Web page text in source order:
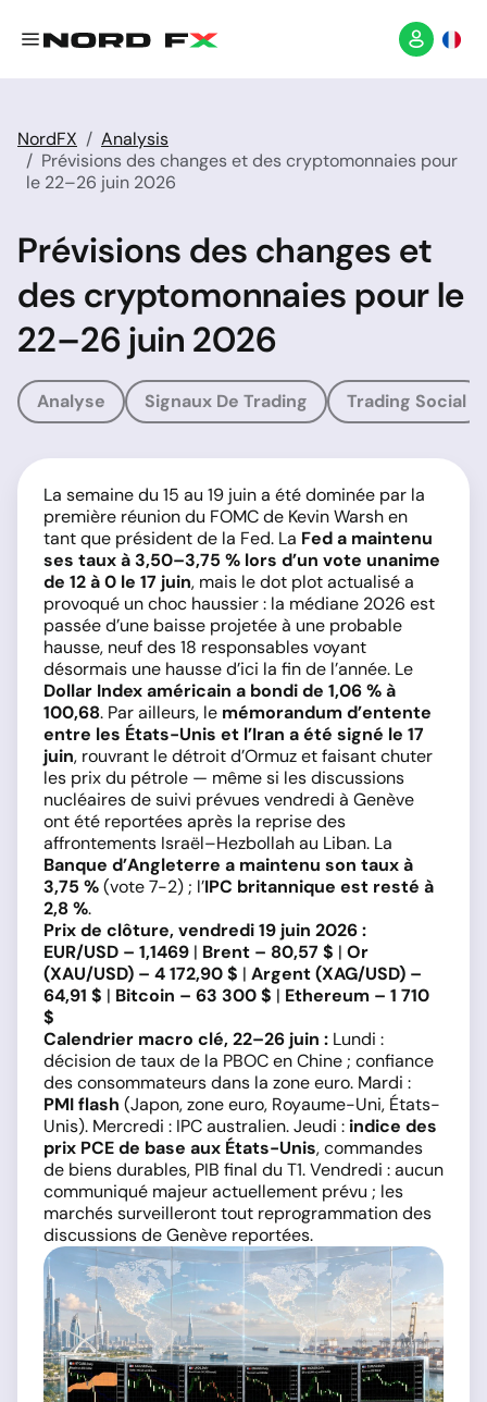
NordFX
Analysis
Prévisions des changes et des cryptomonnaies pour
le 22–26 juin 2026
Prévisions des changes et
des cryptomonnaies pour le
22–26 juin 2026
Analyse Signaux De Trading Trading Social
La semaine du 15 au 19 juin a été dominée par la
première réunion du FOMC de Kevin Warsh en
tant que président de la Fed. La Fed a maintenu
ses taux à 3,50–3,75 % lors d’un vote unanime
de 12 à 0 le 17 juin, mais le dot plot actualisé a
provoqué un choc haussier : la médiane 2026 est
passée d’une baisse projetée à une probable
hausse, neuf des 18 responsables voyant
désormais une hausse d’ici la fin de l’année. Le
Dollar Index américain a bondi de 1,06 % à
100,68. Par ailleurs, le mémorandum d’entente
entre les États-Unis et l’Iran a été signé le 17
juin, rouvrant le détroit d’Ormuz et faisant chuter
les prix du pétrole — même si les discussions
nucléaires de suivi prévues vendredi à Genève
ont été reportées après la reprise des
affrontements Israël–Hezbollah au Liban. La
Banque d’Angleterre a maintenu son taux à
3,75 %(vote 7-2) ; l’IPC britannique est resté à
2,8 %.
Prix de clôture, vendredi 19 juin 2026 :
EUR/USD – 1,1469 | Brent – 80,57 $ | Or
(XAU/USD) – 4 172,90 $ | Argent (XAG/USD) –
64,91 $ | Bitcoin – 63 300 $ | Ethereum – 1 710
$
Calendrier macro clé, 22–26 juin : Lundi :
décision de taux de la PBOC en Chine ; confiance
des consommateurs dans la zone euro. Mardi :
PMI flash (Japon, zone euro, Royaume-Uni, États-
Unis). Mercredi : IPC australien. Jeudi : indice des
prix PCE de base aux États-Unis, commandes
de biens durables, PIB final du T1. Vendredi : aucun
communiqué majeur actuellement prévu ; les
marchés surveilleront tout reprogrammation des
discussions de Genève reportées.